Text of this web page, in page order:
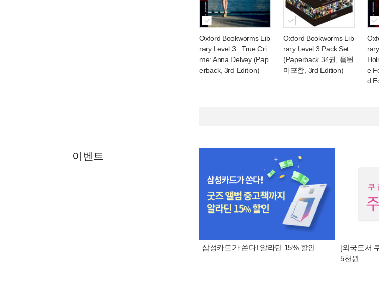
Oxford Bookworms Lib
rary Level 3 : True Cri
me: Anna Delvey (Pap
erback, 3rd Edition)
Oxford Bookworms Lib
rary Level 3 Pack Set
(Paperback 34권, 음원
미포함, 3rd Edition)
e
d
이벤트
삼성카드가 쏜다! 알라딘 15% 할인
[외국도서
5천원